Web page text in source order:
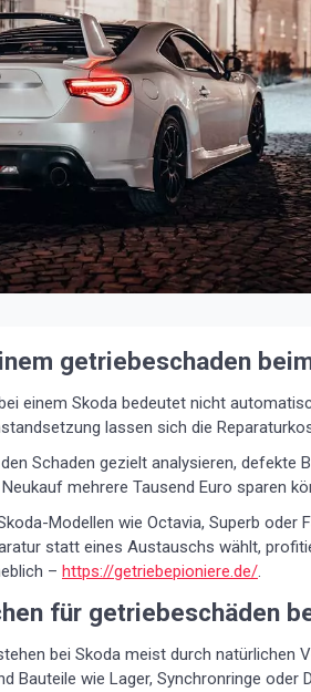
getriebeschaden
einem Skoda bedeutet nicht
lassen sich die
Schaden gezielt analysieren,
mehrere Tausend Euro sparen
Modellen wie Octavia, Superb
statt eines Austauschs wählt,
– https://getriebepioniere.de/.
für getriebeschäden
bei Skoda meist durch natürlichen
Bauteile wie Lager, Synchronringe